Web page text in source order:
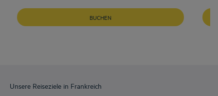
BUCHEN
Unsere Reiseziele in Frankreich